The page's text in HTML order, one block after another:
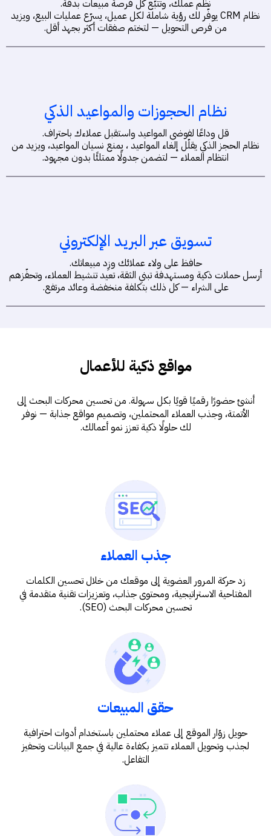
نظّم عملك، وتتبّع كل فرصة مبيعات بدقة.
نظام CRM يوفّر لك رؤية شاملة لكل عميل، يسرّع عمليات البيع، ويزيد
من فرص التحويل — لتختم صفقات أكثر بجهد أقل.
نظام الحجوزات والمواعيد الذكي
قل وداعًا لفوضى المواعيد واستقبل عملاءك باحتراف.
نظام الحجز الذكي يقلّل إلغاء المواعيد ، يمنع نسيان المواعيد، ويزيد من
انتظام العملاء — لتضمن جدولًا ممتلئًا بدون مجهود.
تسويق عبر البريد الإلكتروني
حافظ على ولاء عملائك وزِد مبيعاتك.
أرسل حملات ذكية ومستهدفة تبني الثقة، تعيد تنشيط العملاء، وتحفّزهم
على الشراء — كل ذلك بتكلفة منخفضة وعائد مرتفع.
مواقع ذكية للأعمال
أنشئ حضورًا رقميًا قويًا بكل سهولة. من تحسين محركات البحث إلى
الأتمتة، وجذب العملاء المحتملين، وتصميم مواقع جذابة — نوفر
لك حلولًا ذكية تعزز نمو أعمالك.
جذب العملاء
زد حركة المرور العضوية إلى موقعك من خلال تحسين الكلمات
المفتاحية الاستراتيجية، ومحتوى جذاب، وتعزيزات تقنية متقدمة في
تحسين محركات البحث (SEO).
حقق المبيعات
حويل زوّار الموقع إلى عملاء محتملين باستخدام أدوات احترافية
لجذب وتحويل العملاء تتميز بكفاءة عالية في جمع البيانات وتحفيز
التفاعل.